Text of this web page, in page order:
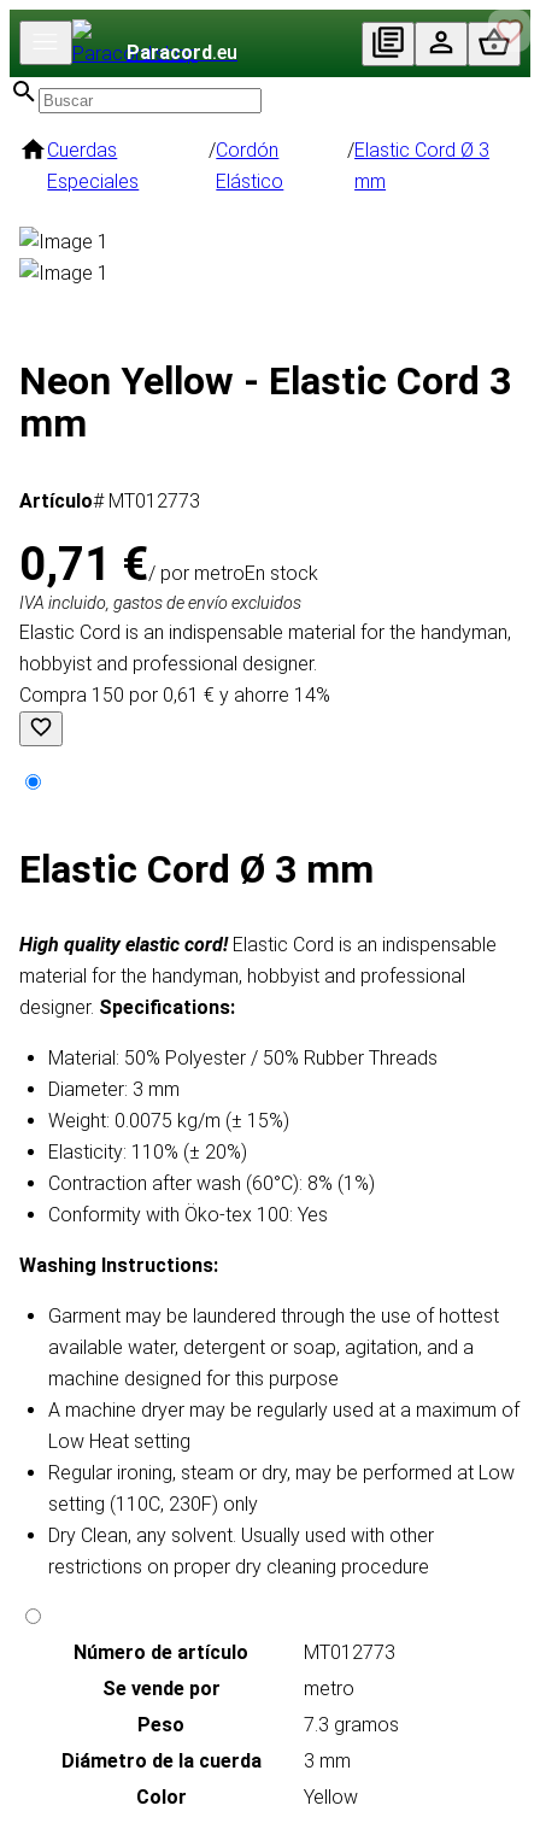
Paracord.eu
Cuerdas
Especiales
/Cordón
Elástico
/Elastic Cord Ø 3
mm
Neon Yellow - Elastic Cord 3
mm
Artículo# MT012773
0,71 €/ por metroEn stock
IVA incluido, gastos de envío excluidos
Elastic Cord is an indispensable material for the handyman,
hobbyist and professional designer.
Compra 150 por 0,61 € y ahorre 14%
Elastic Cord Ø 3 mm
High quality elastic cord! Elastic Cord is an indispensable
material for the handyman, hobbyist and professional
designer. Specifications:
Material: 50% Polyester / 50% Rubber Threads
Diameter: 3 mm
Weight: 0.0075 kg/m (± 15%)
Elasticity: 110% (± 20%)
Contraction after wash (60°C): 8% (1%)
Conformity with Öko-tex 100: Yes
Washing Instructions:
Garment may be laundered through the use of hottest
available water, detergent or soap, agitation, and a
machine designed for this purpose
A machine dryer may be regularly used at a maximum of
Low Heat setting
Regular ironing, steam or dry, may be performed at Low
setting (110C, 230F) only
Dry Clean, any solvent. Usually used with other
restrictions on proper dry cleaning procedure
Número de artículo
MT012773
Se vende por
metro
Peso
7.3 gramos
Diámetro de la cuerda
3 mm
Color
Yellow